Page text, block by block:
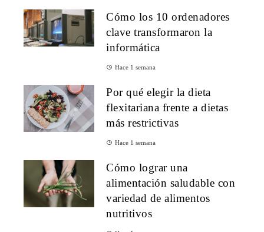
Cómo los 10 ordenadores
clave transformaron la
informática
Hace 1 semana
Por qué elegir la dieta
flexitariana frente a dietas
más restrictivas
Hace 1 semana
Cómo lograr una
alimentación saludable con
variedad de alimentos
nutritivos